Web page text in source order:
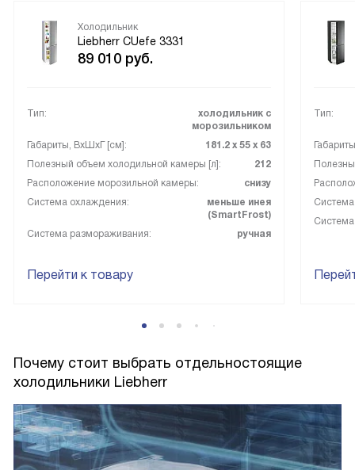
Холодильник
Liebherr CUefe 3331
89 010 руб.
Тип:
холодильник с
морозильником
Габариты, ВxШxГ [см]:
181.2 х 55 х 63
Полезный объем холодильной камеры [л]:
212
Расположение морозильной камеры:
снизу
Система охлаждения:
меньше инея
(SmartFrost)
Система размораживания:
ручная
Перейти к товару
Тип:
Почему стоит выбрать отдельностоящие
холодильники Liebherr